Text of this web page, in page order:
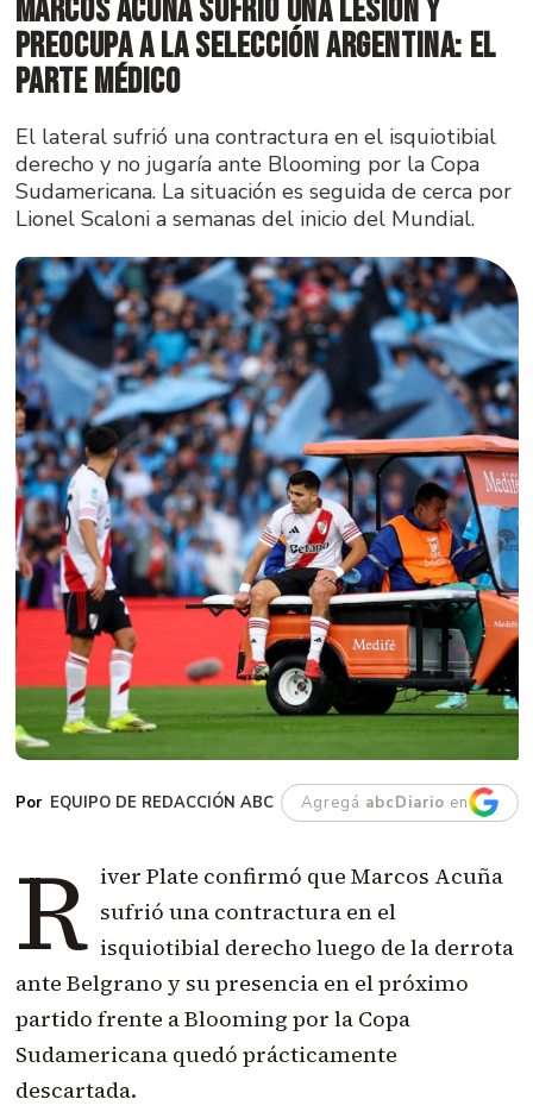
Marcos Acuña sufrió una lesión y
preocupa a la selección argentina: el
parte médico
El lateral sufrió una contractura en el isquiotibial
derecho y no jugaría ante Blooming por la Copa
Sudamericana. La situación es seguida de cerca por
Lionel Scaloni a semanas del inicio del Mundial.
EQUIPO DE REDACCIÓN ABC Agregá abcDiario en
R iver Plate confirmó que Marcos Acuña
sufrió una contractura en el
isquiotibial derecho luego de la derrota
ante Belgrano y su presencia en el próximo
partido frente a Blooming por la Copa
Sudamericana quedó prácticamente
descartada.